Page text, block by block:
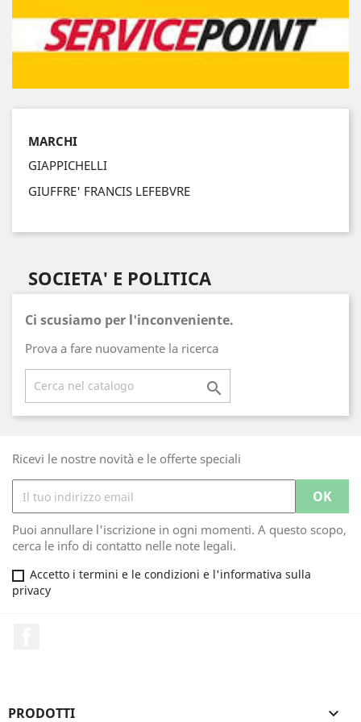
MARCHI
GIAPPICHELLI
GIUFFRE' FRANCIS LEFEBVRE
SOCIETA' E POLITICA
Ci scusiamo per l'inconveniente.
Prova a fare nuovamente la ricerca

Ricevi le nostre novità e le offerte speciali
Puoi annullare l'iscrizione in ogni momenti. A questo scopo,
cerca le info di contatto nelle note legali.
Accetto i termini e le condizioni e l'informativa sulla
privacy
PRODOTTI 